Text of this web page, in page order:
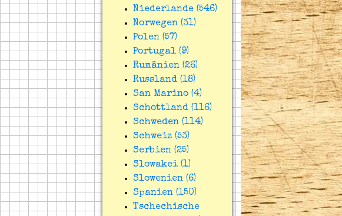
Niederlande (546)
Norwegen (31)
Polen (57)
Portugal (9)
Rumänien (26)
Russland (18)
San Marino (4)
Schottland (116)
Schweden (114)
Schweiz (53)
Serbien (25)
Slowakei (1)
Slowenien (6)
Spanien (150)
Tschechische